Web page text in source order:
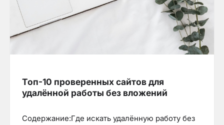
Топ-10 проверенных сайтов для
удалённой работы без вложений
Содержание:Где искать удалённую работу без